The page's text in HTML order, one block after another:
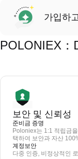
가입하
POLONIEX
보안 및 신뢰성
준비금 증명
Poloniex는 1:1 적립금
택하여 보안과 자산
계정보안
다중 인증, 비정상적인